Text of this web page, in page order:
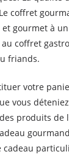
coffret
gourmet à
coffret
friands.
votre
vous
produits